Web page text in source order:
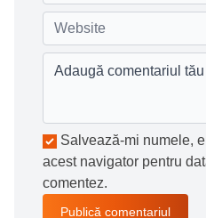
Salvează-mi numele,
acest navigator pentru
comentez.